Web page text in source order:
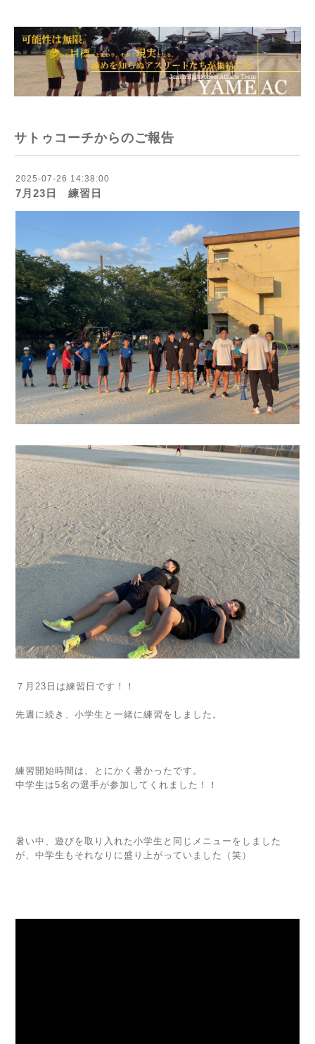
サトゥコーチからのご報告
2025-07-26 14:38:00
7月23日 練習日
７月23日は練習日です！！
先週に続き、小学生と一緒に練習をしました。
練習開始時間は、とにかく暑かったです。
中学生は5名の選手が参加してくれました！！
暑い中、遊びを取り入れた小学生と同じメニューをしました
が、中学生もそれなりに盛り上がっていました（笑）